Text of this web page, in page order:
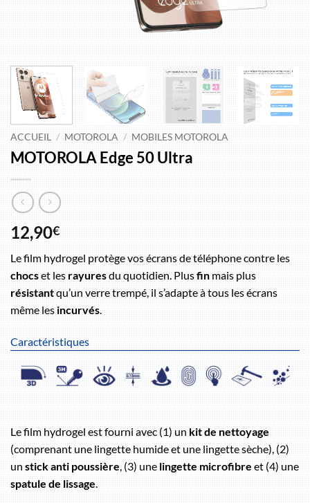
ACCUEIL / MOTOROLA / MOBILES MOTOROLA
MOTOROLA Edge 50 Ultra
12,90€
Le film hydrogel protège vos écrans de téléphone contre les
chocset lesrayuresdu quotidien. Plusfinmais plus
résistantqu’un verre trempé, il s’adapte à tous les écrans
même lesincurvés.
Caractéristiques
Le film hydrogel est fourni avec (1) unkit de nettoyage
(comprenant une lingette humide et une lingette sèche), (2)
unstick anti poussière, (3) unelingette microfibreet (4) une
spatule de lissage.